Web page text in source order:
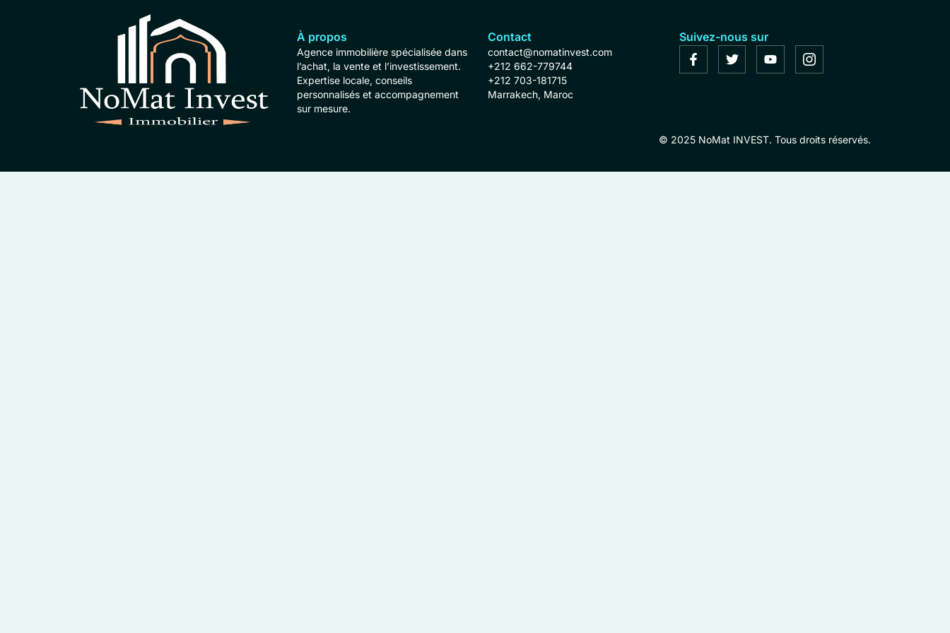
À propos
Agence immobilière spécialisée dans
l’achat, la vente et l’investissement.
Expertise locale, conseils
personnalisés et accompagnement
sur mesure.
Contact
contact@nomatinvest.com
+212 662-779744
+212 703-181715
Marrakech, Maroc
Suivez-nous sur
© 2025 NoMat INVEST. Tous droits réservés.